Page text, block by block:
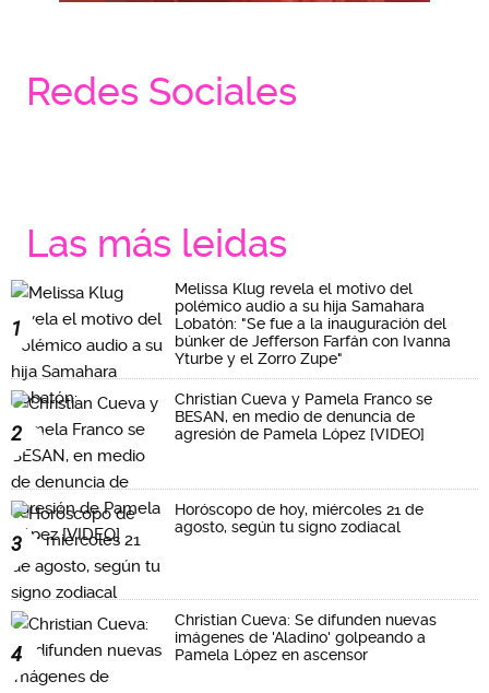
Redes Sociales
Las más leidas
1
Melissa Klug revela el motivo del
polémico audio a su hija Samahara
Lobatón: "Se fue a la inauguración del
búnker de Jefferson Farfán con Ivanna
Yturbe y el Zorro Zupe"
2
Christian Cueva y Pamela Franco se
BESAN, en medio de denuncia de
agresión de Pamela López [VIDEO]
3
Horóscopo de hoy, miércoles 21 de
agosto, según tu signo zodiacal
4
Christian Cueva: Se difunden nuevas
imágenes de 'Aladino' golpeando a
Pamela López en ascensor